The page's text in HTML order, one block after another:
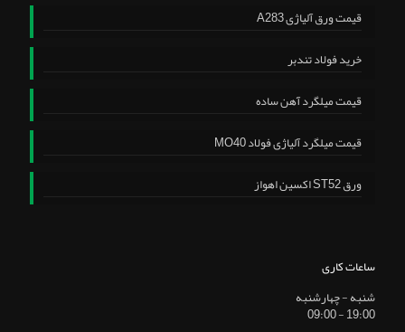
قیمت ورق آلیاژی A283
خرید فولاد تندبر
قیمت میلگرد آهن ساده
قیمت میلگرد آلیاژی فولاد MO40
ورق ST52 اکسین اهواز
ساعات کاری
شنبه - چهارشنبه
19:00 - 09:00